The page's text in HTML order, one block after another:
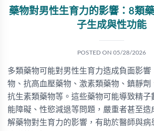
藥物對男性生育力的影響：8類
子生成與性功能
POSTED ON 05/28/2026
多類藥物可能對男性生育力造成負面影響
物、抗高血壓藥物、激素類藥物、鎮靜劑
抗生素類藥物等。這些藥物可能導致精子
能障礙、性慾減退等問題，嚴重者甚至造
解藥物對生育力的影響，有助於醫師與病